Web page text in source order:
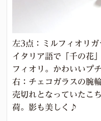
左3点：ミルフィオリガ
イタリア語で「千の花
フィオリ。かわいいプ
右：チェコガラスの腕
売切れとなっていたこ
荷。影も美しく♪